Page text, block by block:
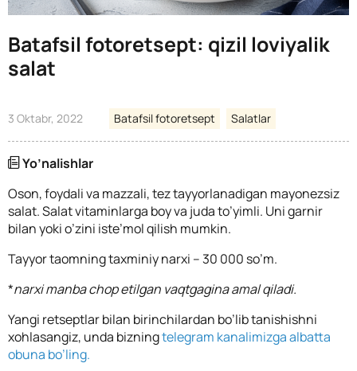
Batafsil fotoretsept: qizil loviyalik
salat
3 Oktabr, 2022 Batafsil fotoretsept Salatlar
Yo’nalishlar
Oson, foydali va mazzali, tez tayyorlanadigan mayonezsiz
salat. Salat vitaminlarga boy va juda to’yimli. Uni garnir
bilan yoki o’zini iste’mol qilish mumkin.
Tayyor taomning taxminiy narxi – 30 000 so’m.
*narxi manba chop etilgan vaqtgagina amal qiladi.
Yangi retseptlar bilan birinchilardan bo’lib tanishishni
xohlasangiz, unda bizningtelegram kanalimizga albatta
obuna bo’ling.